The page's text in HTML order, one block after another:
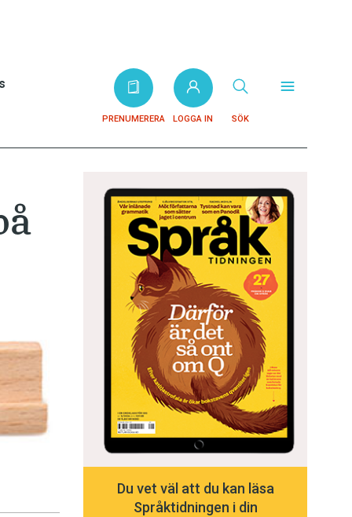
PRENUMERERA LOGGA IN SÖK
Du vet väl att du kan läsa
Språktidningen i din